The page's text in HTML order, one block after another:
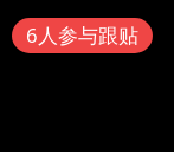
6人参与跟贴